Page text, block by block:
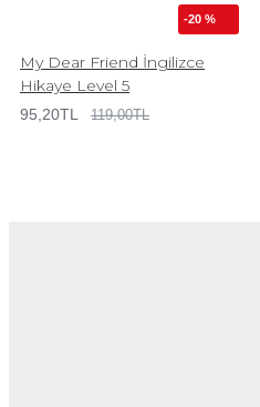
-20 %
My Dear Friend İngilizce
Hikaye Level 5
95,20TL 119,00TL